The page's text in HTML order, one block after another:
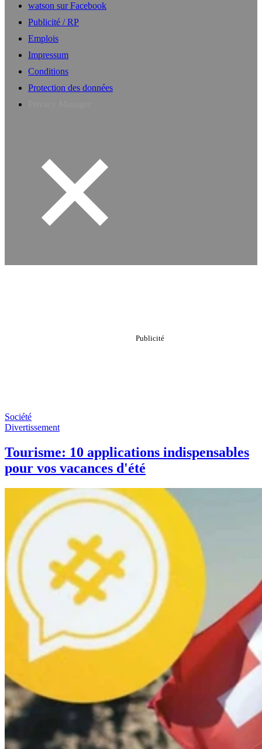
watson sur Facebook
Publicité / RP
Emplois
Impressum
Conditions
Protection des données
Société
Divertissement
Tourisme: 10 applications indispensables
pour vos vacances d'été